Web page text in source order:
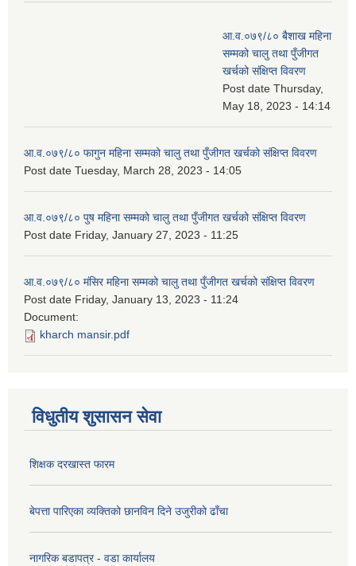
आ.व.०७९/८० बैशाख महिना
सम्मको चालु तथा पुँजीगत
खर्चको संक्षिप्त विवरण
Post date Thursday,
May 18, 2023 - 14:14
आ.व.०७९/८० फागुन महिना सम्मको चालु तथा पुँजीगत खर्चको संक्षिप्त विवरण
Post date Tuesday, March 28, 2023 - 14:05
आ.व.०७९/८० पुष महिना सम्मको चालु तथा पुँजीगत खर्चको संक्षिप्त विवरण
Post date Friday, January 27, 2023 - 11:25
आ.व.०७९/८० मंसिर महिना सम्मको चालु तथा पुँजीगत खर्चको संक्षिप्त विवरण
Post date Friday, January 13, 2023 - 11:24
Document:
kharch mansir.pdf
विधुतीय शुसासन सेवा
शिक्षक दरखास्त फारम
बेपत्ता पारिएका व्यक्तिको छानविन दिने उजुरीको ढाँचा
नागरिक बडापत्र - वडा कार्यालय